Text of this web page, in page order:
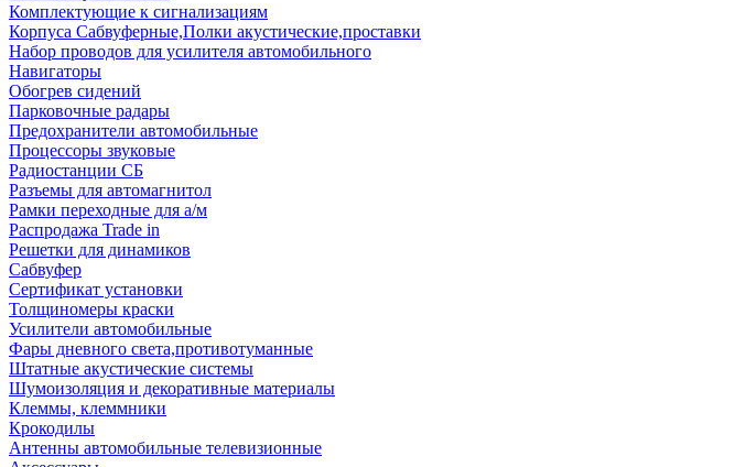
Комплектующие к сигнализациям
Корпуса Сабвуферные,Полки акустические,проставки
Набор проводов для усилителя автомобильного
Навигаторы
Обогрев сидений
Парковочные радары
Предохранители автомобильные
Процессоры звуковые
Радиостанции СБ
Разъемы для автомагнитол
Рамки переходные для а/м
Распродажа Trade in
Решетки для динамиков
Сабвуфер
Сертификат установки
Толщиномеры краски
Усилители автомобильные
Фары дневного света,противотуманные
Штатные акустические системы
Шумоизоляция и декоративные материалы
Клеммы, клеммники
Крокодилы
Антенны автомобильные телевизионные